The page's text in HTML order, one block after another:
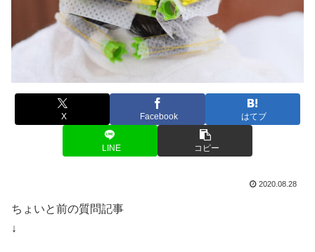
X Facebook はてブ
LINE コピー
2020.08.28
ちょいと前の質問記事
↓